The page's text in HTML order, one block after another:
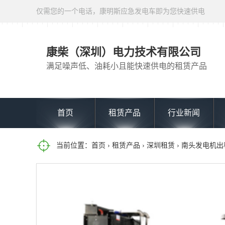
仅需您的一个电话，康明斯应急发电车即为您快速供电
康柴（深圳）电力技术有限公司
满足噪声低、油耗小且能快速供电的租赁产品
首页 租赁产品 行业新闻
当前位置： 首页 › 租赁产品 › 深圳租赁 › 南头发电机